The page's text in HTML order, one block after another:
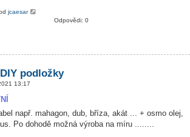
jcaesar
Odpovědi: 0
DIY podložky
13:17
např. mahagon, dub, bříza, akát ... + osmo olej,
Po dohodě možná výroba na míru ........